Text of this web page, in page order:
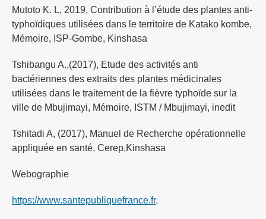
Mutoto K. L, 2019, Contribution à l’étude des plantes anti-
typhoïdiques utilisées dans le territoire de Katako kombe,
Mémoire, ISP-Gombe, Kinshasa
Tshibangu A.,(2017), Etude des activités anti
bactériennes des extraits des plantes médicinales
utilisées dans le traitement de la fièvre typhoïde sur la
ville de Mbujimayi, Mémoire, ISTM / Mbujimayi, inedit
Tshitadi A, (2017), Manuel de Recherche opérationnelle
appliquée en santé, Cerep,Kinshasa
Webographie
https://www.santepubliquefrance.fr.